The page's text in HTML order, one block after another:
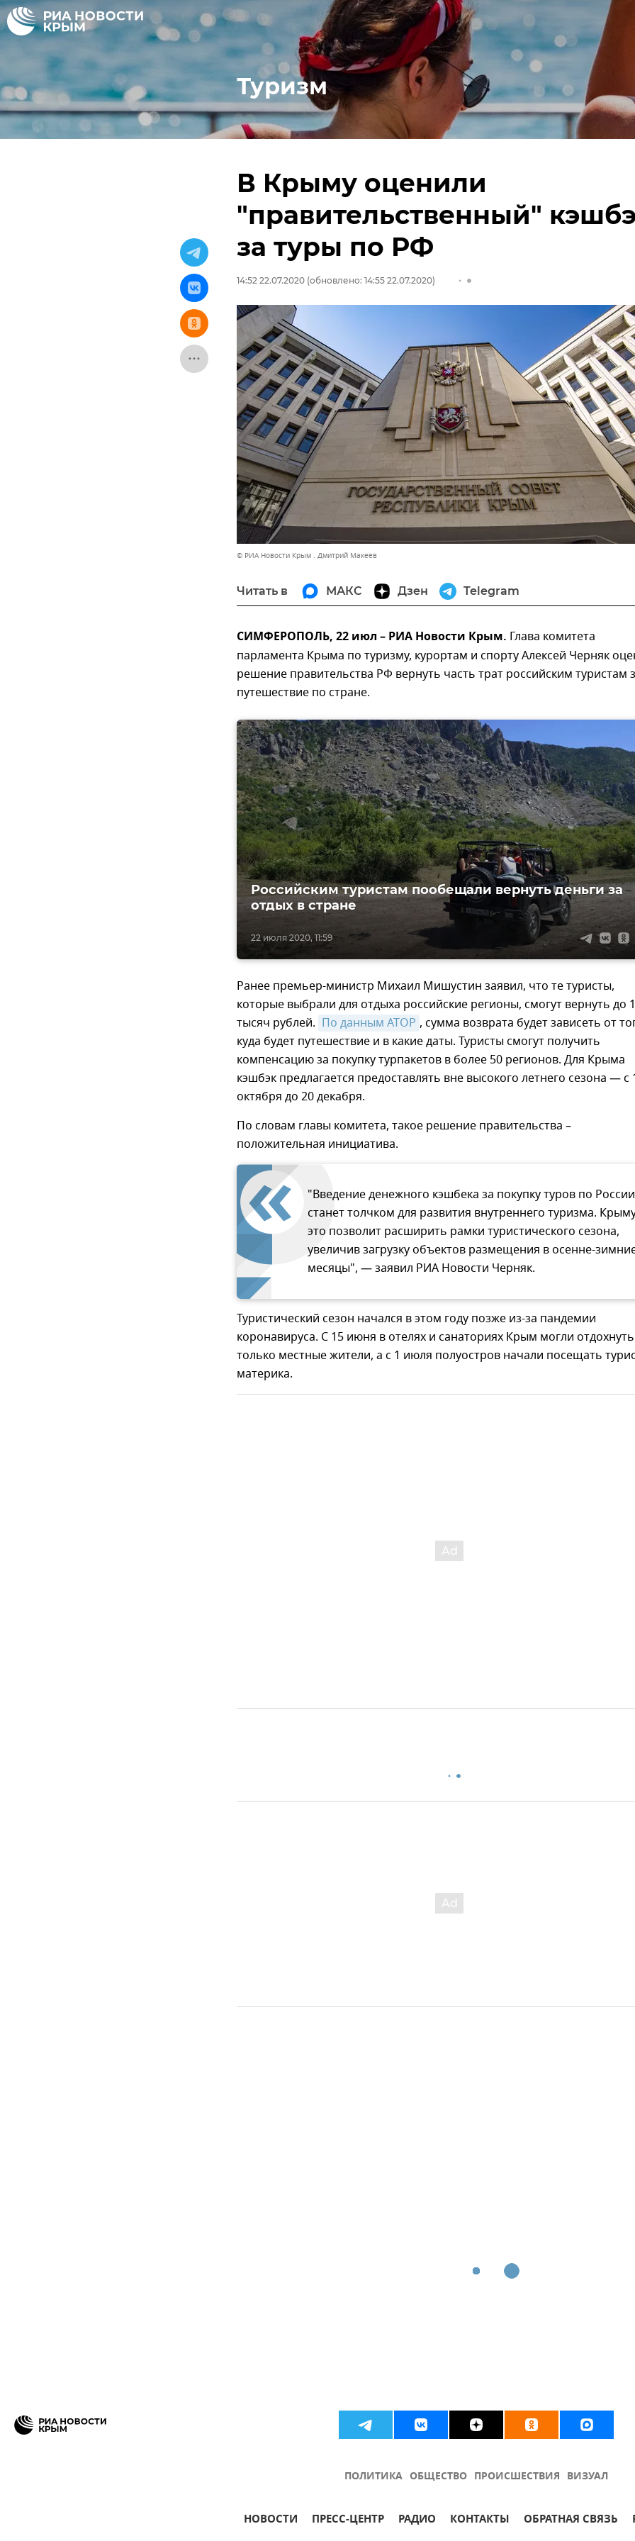
Туризм
В Крыму оценили
"правительственный"
за туры по РФ
14:52 22.07.2020 (обновлено: 14:55 22.07.2020)
© РИА Новости Крым . Дмитрий Макеев
Читать в МАКС Дзен Telegram
СИМФЕРОПОЛЬ, 22 июл – РИА Новости Крым. Глава комитета
парламента Крыма по туризму, курортам и спорту Алексей Черняк
решение правительства РФ вернуть часть трат российским туристам
путешествие по стране.
22 июля 2020, 11:59
Российским туристам пообещали вернуть деньги за
отдых в стране
Ранее премьер-министр Михаил Мишустин заявил, что те туристы,
которые выбрали для отдыха российские регионы, смогут вернуть до
тысяч рублей. По данным АТОР , сумма возврата будет зависеть от
куда будет путешествие и в какие даты. Туристы смогут получить
компенсацию за покупку турпакетов в более 50 регионов. Для Крыма
кэшбэк предлагается предоставлять вне высокого летнего сезона — с
октября до 20 декабря.
По словам главы комитета, такое решение правительства –
положительная инициатива.
"Введение денежного кэшбека за покупку туров по России
станет толчком для развития внутреннего туризма.
это позволит расширить рамки туристического сезона,
увеличив загрузку объектов размещения в осенне-
месяцы", — заявил РИА Новости Черняк.
Туристический сезон начался в этом году позже из-за пандемии
коронавируса. С 15 июня в отелях и санаториях Крым могли отдохнуть
только местные жители, а с 1 июля полуостров начали посещать
материка.
ПОЛИТИКА ОБЩЕСТВО ПРОИСШЕСТВИЯ ВИЗУАЛ
НОВОСТИ ПРЕСС-ЦЕНТР РАДИО КОНТАКТЫ ОБРАТНАЯ СВЯЗЬ